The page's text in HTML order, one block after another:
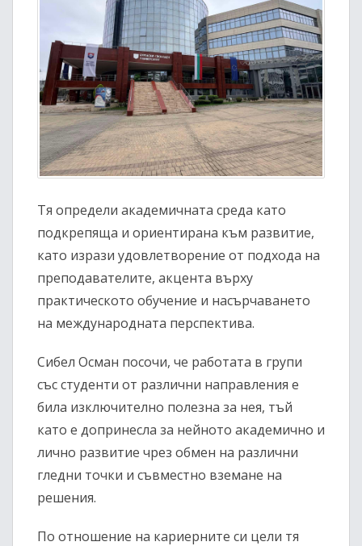
Тя определи академичната среда като
подкрепяща и ориентирана към развитие,
като изрази удовлетворение от подхода на
преподавателите, акцента върху
практическото обучение и насърчаването
на международната перспектива.
Сибел Осман посочи, че работата в групи
със студенти от различни направления е
била изключително полезна за нея, тъй
като е допринесла за нейното академично и
лично развитие чрез обмен на различни
гледни точки и съвместно вземане на
решения.
По отношение на кариерните си цели тя